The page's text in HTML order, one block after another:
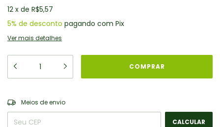
12 x de R$5,57
5% de desconto pagando com Pix
Ver mais detalhes
Entregas para o CEP:
Meios de envio
CALCULAR